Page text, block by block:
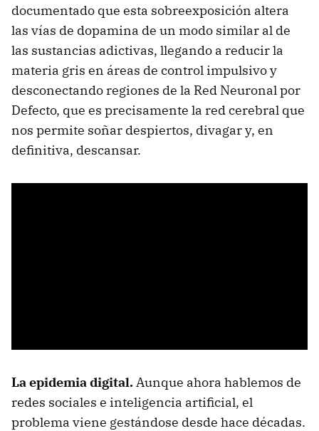
documentado que esta sobreexposición altera
las vías de dopamina de un modo similar al de
las sustancias adictivas, llegando a reducir la
materia gris en áreas de control impulsivo y
desconectando regiones de la Red Neuronal por
Defecto, que es precisamente la red cerebral que
nos permite soñar despiertos, divagar y, en
definitiva, descansar.
La epidemia digital.Aunque ahora hablemos de
redes sociales e inteligencia artificial, el
problema viene gestándose desde hace décadas.